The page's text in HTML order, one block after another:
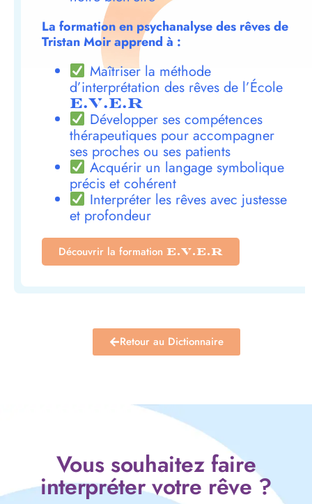
La formation en psychanalyse des rêves de
Tristan Moir apprend à :
Maîtriser la méthode
d’interprétation des rêves de l’École
E.V.E.R
Développer ses compétences
thérapeutiques pour accompagner
ses proches ou ses patients
Acquérir un langage symbolique
précis et cohérent
Interpréter les rêves avec justesse
et profondeur
Découvrir la formation E.V.E.R
Retour au Dictionnaire
Vous souhaitez faire
interpréter votre rêve ?